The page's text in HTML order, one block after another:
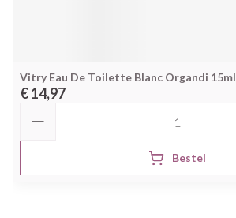
Vitry Eau De Toilette Blanc Organdi 15ml
€ 14,97
Bestel